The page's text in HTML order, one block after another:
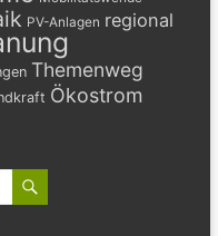
PV-Anlagen regional
Themenweg
Ökostrom